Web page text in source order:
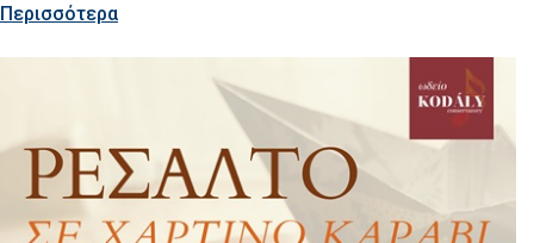
Περισσότερα